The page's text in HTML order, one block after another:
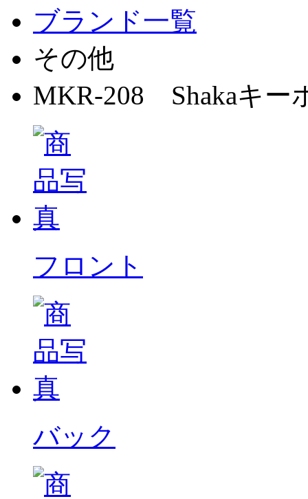
ブランド一覧
その他
MKR-208 Shakaキー
フロント
バック